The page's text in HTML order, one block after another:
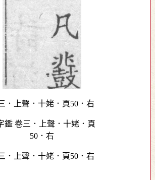
．上聲．十姥．頁50．右
．上聲．十姥．頁50．右